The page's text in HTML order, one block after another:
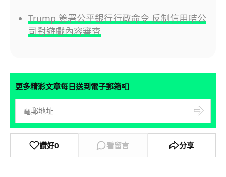
Trump 簽署公平銀行行政命令 反制信用咭公
司對遊戲內容審查
更多精彩文章每日送到電子郵箱📮
讚好0 看留言 分享